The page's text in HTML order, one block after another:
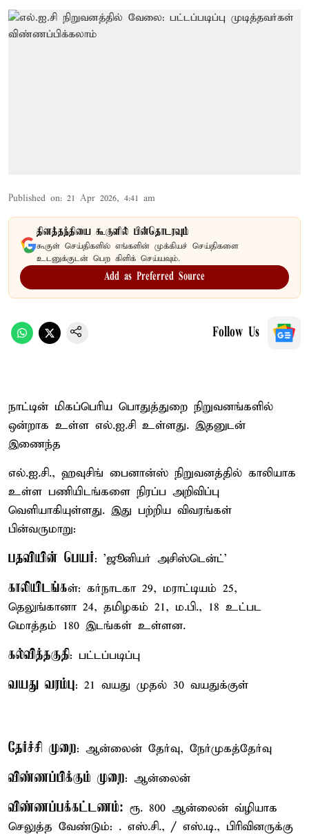
Published on: 21 Apr 2026, 4:41 am
தினத்தந்தியை கூகுளில் பின்தொடரவும்
கூகுள் செய்திகளில் எங்களின் முக்கியச் செய்திகளை
உடனுக்குடன் பெற கிளிக் செய்யவும்.
Add as Preferred Source
Follow Us
நாட்டின் மிகப்பெரிய பொதுத்துறை நிறுவனங்களில்
ஒன்றாக உள்ள எல்.ஐ.சி உள்ளது. இதனுடன்
இணைந்த
எல்.ஐ.சி., ஹவுசிங் பைனான்ஸ் நிறுவனத்தில் காலியாக
உள்ள பணியிடங்களை நிரப்ப அறிவிப்பு
வெளியாகியுள்ளது. இது பற்றிய விவரங்கள்
பின்வருமாறு:
பதவியின் பெயர்: 'ஜூனியர் அசிஸ்டென்ட்'
காலியிடங்கள்: கர்நாடகா 29, மராட்டியம் 25,
தெலுங்கானா 24, தமிழகம் 21, ம.பி., 18 உட்பட
மொத்தம் 180 இடங்கள் உள்ளன.
கல்வித்தகுதி: பட்டப்படிப்பு
வயது வரம்பு: 21 வயது முதல் 30 வயதுக்குள்
தேர்ச்சி முறை: ஆன்லைன் தேர்வு, நேர்முகத்தேர்வு
விண்ணப்பிக்கும் முறை: ஆன்லைன்
விண்ணப்பக்கட்டணம்: ரூ. 800 ஆன்லைன் வ்ழியாக
செலுத்த வேண்டும்: . எஸ்.சி., / எஸ்.டி., பிரிவினருக்கு